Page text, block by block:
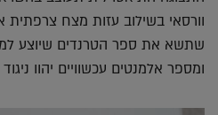
וורסאי בשילוב עזות מצח צרפתית
שתשא את ספר הטרנדים שיוצע
ומספר אלמנטים עכשוויים יהוו